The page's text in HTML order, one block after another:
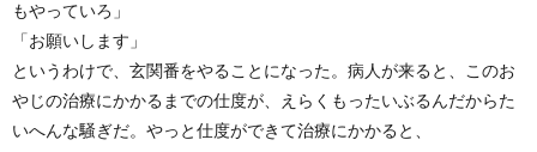
もやっていろ」
「お願いします」
というわけで、玄関番をやることになった。病人が来ると、このお
やじの治療にかかるまでの仕度が、えらくもったいぶるんだからた
いへんな騒ぎだ。やっと仕度ができて治療にかかると、